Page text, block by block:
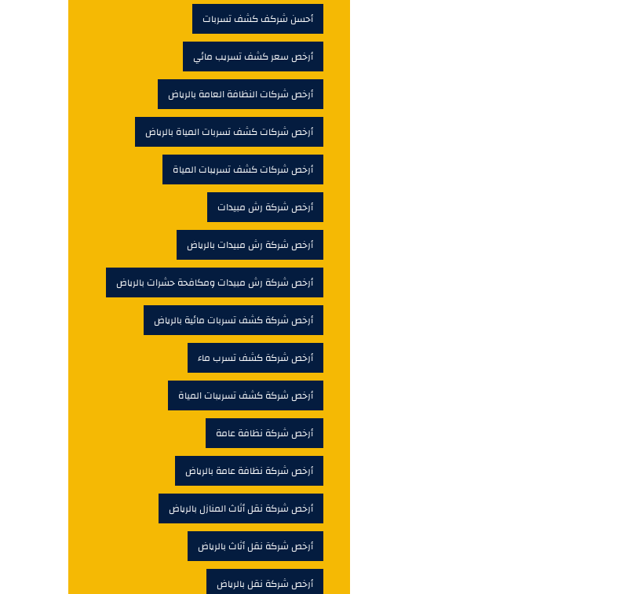
أحسن شركف كشف تسربات
أرخص سعر كشف تسريب مائي
أرخص شركات النظافة العامة بالرياض
أرخص شركات كشف تسربات المياة بالرياض
أرخص شركات كشف تسريبات المياة
أرخص شركة رش مبيدات
أرخص شركة رش مبيدات بالرياض
أرخص شركة رش مبيدات ومكافحة حشرات بالرياض
أرخص شركة كشف تسربات مائية بالرياض
أرخص شركة كشف تسرب ماء
أرخص شركة كشف تسريبات المياة
أرخص شركة نظافة عامة
أرخص شركة نظافة عامة بالرياض
أرخص شركة نقل أثاث المنازل بالرياض
أرخص شركة نقل أثاث بالرياض
أرخص شركة نقل بالرياض